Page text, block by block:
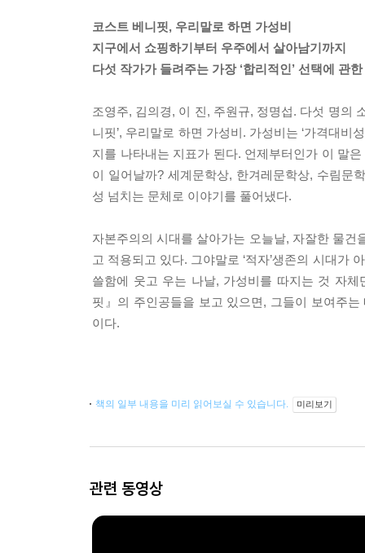
코스트 베니핏, 우리말로 하면 가성비
지구에서 쇼핑하기부터 우주에서 살아남기까지
다섯 작가가 들려주는 가장 ‘합리적인’ 선택에 관
조영주, 김의경, 이 진, 주원규, 정명섭. 다섯 명의
니핏’, 우리말로 하면 가성비. 가성비는 ‘가격대
지를 나타내는 지표가 된다. 언제부터인가 이 말
이 일어날까? 세계문학상, 한겨레문학상, 수림문
성 넘치는 문체로 이야기를 풀어냈다.
자본주의의 시대를 살아가는 오늘날, 자잘한 물
고 적용되고 있다. 그야말로 ‘적자’생존의 시대가
쓸함에 웃고 우는 나날, 가성비를 따지는 것 자
핏』의 주인공들을 보고 있으면, 그들이 보여주
이다.
책의 일부 내용을 미리 읽어보실 수 있습니다. 미리보기
관련 동영상